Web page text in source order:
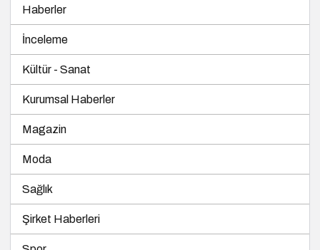
Haberler
İnceleme
Kültür - Sanat
Kurumsal Haberler
Magazin
Moda
Sağlık
Şirket Haberleri